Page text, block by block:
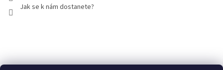
Jak se k nám dostanete?
Facebook